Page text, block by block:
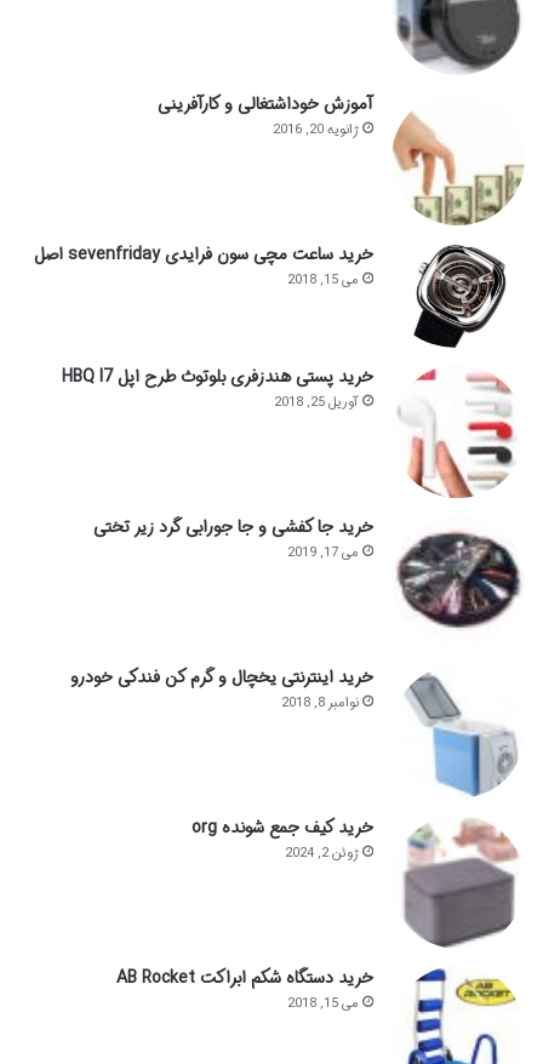
آموزش خوداشتغالی و کارآفرینی
ژانویه 20, 2016
خرید ساعت مچی سون فرایدی sevenfriday اصل
می 15, 2018
خرید پستی هندزفری بلوتوث طرح اپل HBQ I7
آوریل 25, 2018
خرید جا کفشی و جا جورابی گرد زیر تختی
می 17, 2019
خرید اینترنتی یخچال و گرم کن فندکی خودرو
نوامبر 8, 2018
خرید کیف جمع شونده org
ژوئن 2, 2024
خرید دستگاه شکم ابراکت AB Rocket
می 15, 2018